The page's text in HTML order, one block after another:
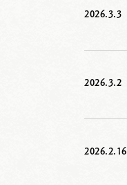
2026.3.3
2026.3.2
2026.2.16